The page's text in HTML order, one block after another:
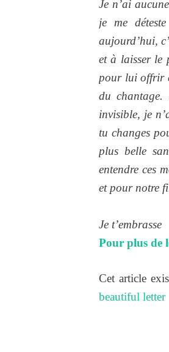
Je n’ai
je me
aujourd’hui,
et à laisser le
pour lui offrir
du
invisible, je
tu changes
plus belle
entendre ces
et pour notre
Je t’embrasse
Pour plus de
Cet article
beautiful letter